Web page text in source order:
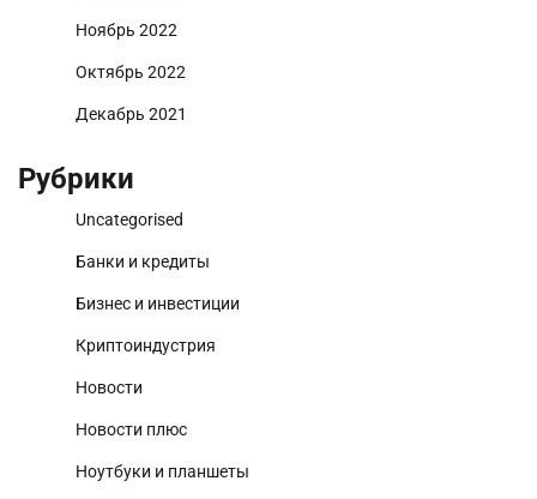
Ноябрь 2022
Октябрь 2022
Декабрь 2021
Рубрики
Uncategorised
Банки и кредиты
Бизнес и инвестиции
Криптоиндустрия
Новости
Новости плюс
Ноутбуки и планшеты